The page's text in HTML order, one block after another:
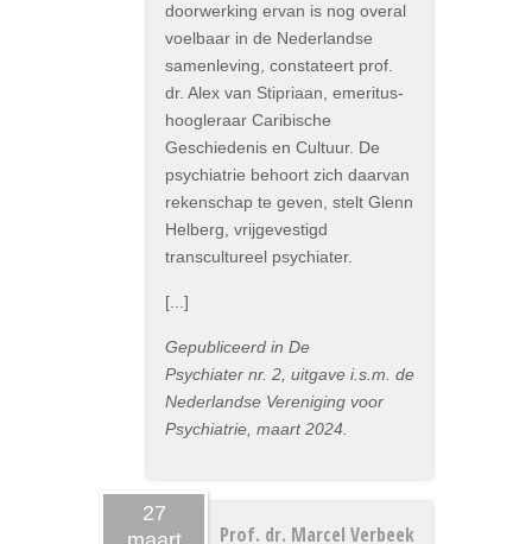
doorwerking ervan is nog overal
voelbaar in de Nederlandse
samenleving, constateert prof.
dr. Alex van Stipriaan, emeritus-
hoogleraar Caribische
Geschiedenis en Cultuur. De
psychiatrie behoort zich daarvan
rekenschap te geven, stelt Glenn
Helberg, vrijgevestigd
transcultureel psychiater.
[...]
Gepubliceerd in De
Psychiater nr. 2, uitgave i.s.m. de
Nederlandse Vereniging voor
Psychiatrie, maart 2024.
27
Prof. dr. Marcel Verbeek